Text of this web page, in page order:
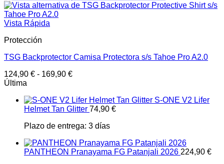
Vista Rápida
Protección
TSG Backprotector Camisa Protectora s/s Tahoe Pro A2.0
124,90 € - 169,90 €
Última
S-ONE V2 Lifer
Helmet Tan Glitter 74,90 €
Plazo de entrega: 3 días
PANTHEON Pranayama FG Patanjali 2026 224,90 €